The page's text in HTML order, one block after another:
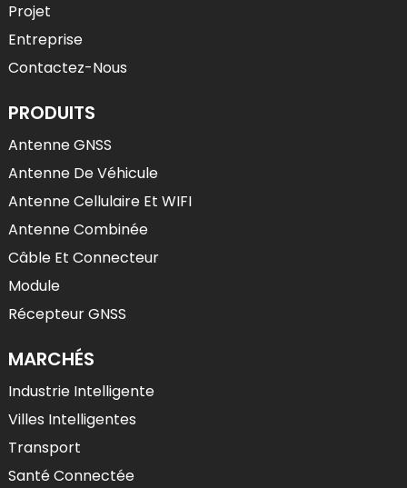
Projet
Entreprise
Contactez-Nous
PRODUITS
Antenne GNSS
Antenne De Véhicule
Antenne Cellulaire Et WIFI
Antenne Combinée
Câble Et Connecteur
Module
Récepteur GNSS
MARCHÉS
Industrie Intelligente
Villes Intelligentes
Transport
Santé Connectée